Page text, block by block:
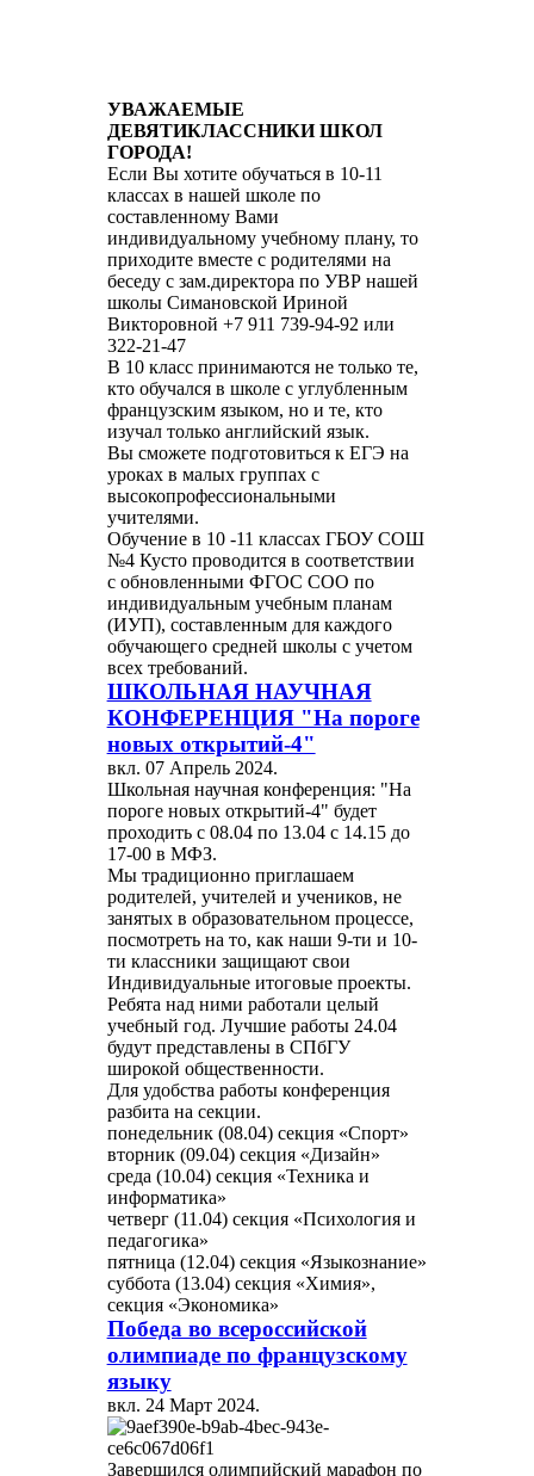
УВАЖАЕМЫЕ
ДЕВЯТИКЛАССНИКИ ШКОЛ
ГОРОДА!
Если Вы хотите обучаться в 10-11
классах в нашей школе по
составленному Вами
индивидуальному учебному плану, то
приходите вместе с родителями на
беседу с зам.директора по УВР нашей
школы Симановской Ириной
Викторовной +7 911 739-94-92 или
322-21-47
В 10 класс принимаются не только те,
кто обучался в школе с углубленным
французским языком, но и те, кто
изучал только английский язык.
Вы сможете подготовиться к ЕГЭ на
уроках в малых группах с
высокопрофессиональными
учителями.
Обучение в 10 -11 классах ГБОУ СОШ
№4 Кусто проводится в соответствии
с обновленными ФГОС СОО по
индивидуальным учебным планам
(ИУП), составленным для каждого
обучающего средней школы с учетом
всех требований.
ШКОЛЬНАЯ НАУЧНАЯ
КОНФЕРЕНЦИЯ "На пороге
новых открытий-4"
вкл. 07 Апрель 2024.
Школьная научная конференция: "На
пороге новых открытий-4" будет
проходить с 08.04 по 13.04 с 14.15 до
17-00 в МФЗ.
Мы традиционно приглашаем
родителей, учителей и учеников, не
занятых в образовательном процессе,
посмотреть на то, как наши 9-ти и 10-
ти классники защищают свои
Индивидуальные итоговые проекты.
Ребята над ними работали целый
учебный год. Лучшие работы 24.04
будут представлены в СПбГУ
широкой общественности.
Для удобства работы конференция
разбита на секции.
понедельник (08.04) секция «Спорт»
вторник (09.04) секция «Дизайн»
среда (10.04) секция «Техника и
информатика»
четверг (11.04) секция «Психология и
педагогика»
пятница (12.04) секция «Языкознание»
суббота (13.04) секция «Химия»,
секция «Экономика»
Победа во всероссийской
олимпиаде по французскому
языку
вкл. 24 Март 2024.
Завершился олимпийский марафон по